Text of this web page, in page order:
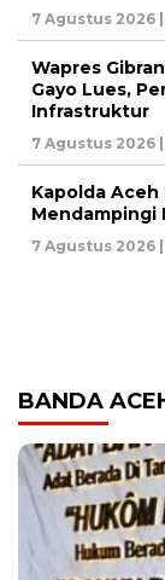
7 Agustus 2026
Wapres
Gayo Lues,
Infrastruktur
7 Agustus 2026
Kapolda Aceh
Mendampingi
7 Agustus 2026 |
BANDA